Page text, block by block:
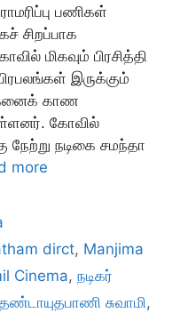
பணிகள்
சிறப்பாக
மிகவும் பிரசித்தி
இருக்கும்
காண
கோவில்
நேற்று நடிகை சமந்தா
more
dirct, Manjima
Cinema, நடிகர்
சுவாமி,